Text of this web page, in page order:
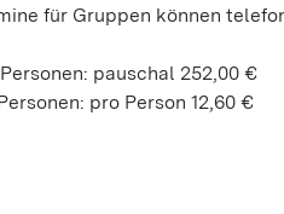
für Gruppen können
pauschal 252,00 €
pro Person 12,60 €